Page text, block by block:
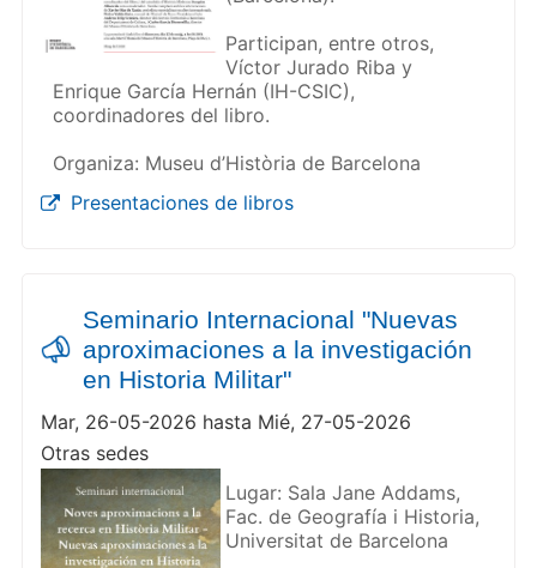
Participan, entre otros,
Víctor Jurado Riba y
Enrique García Hernán (IH-CSIC),
coordinadores del libro.
Organiza: Museu d’Història de Barcelona
Presentaciones de libros
Seminario Internacional "Nuevas
aproximaciones a la investigación
en Historia Militar"
Mar, 26-05-2026 hasta Mié, 27-05-2026
Otras sedes
Lugar: Sala Jane Addams,
Fac. de Geografía i Historia,
Universitat de Barcelona